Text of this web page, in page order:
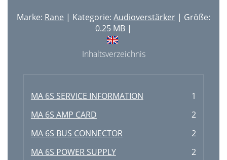
Marke: Rane | Kategorie: Audioverstärker | Größe:
0.25 MB |
Inhaltsverzeichnis
MA 6S SERVICE INFORMATION
1
MA 6S AMP CARD
2
MA 6S BUS CONNECTOR
2
MA 6S POWER SUPPLY
2